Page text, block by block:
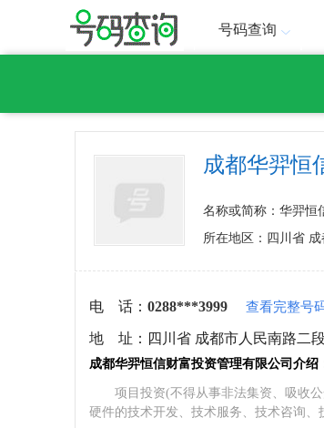
号码查询
成都华羿恒
名称或简称：华羿恒
所在地区：四川省 成
电 话： 0288***3999 查看完整号
地 址： 四川省 成都市人民南路二
成都华羿恒信财富投资管理有限公司介绍
项目投资(不得从事非法集资、吸收
硬件的技术开发、技术服务、技术咨询